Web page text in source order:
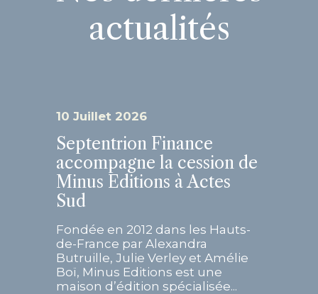
actualités
10 Juillet 2026
Septentrion Finance
accompagne la cession de
Minus Editions à Actes
Sud
Fondée en 2012 dans les Hauts-
de-France par Alexandra
Butruille, Julie Verley et Amélie
Boï, Minus Editions est une
maison d’édition spécialisée...